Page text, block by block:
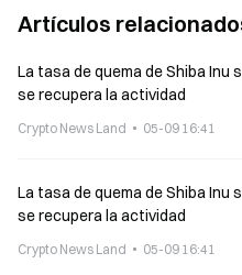
Artículos
La tasa de quema de Shiba Inu
se recupera la actividad
Crypto News Land 05-09 16:41
La tasa de quema de Shiba Inu
se recupera la actividad
Crypto News Land 05-09 16:41